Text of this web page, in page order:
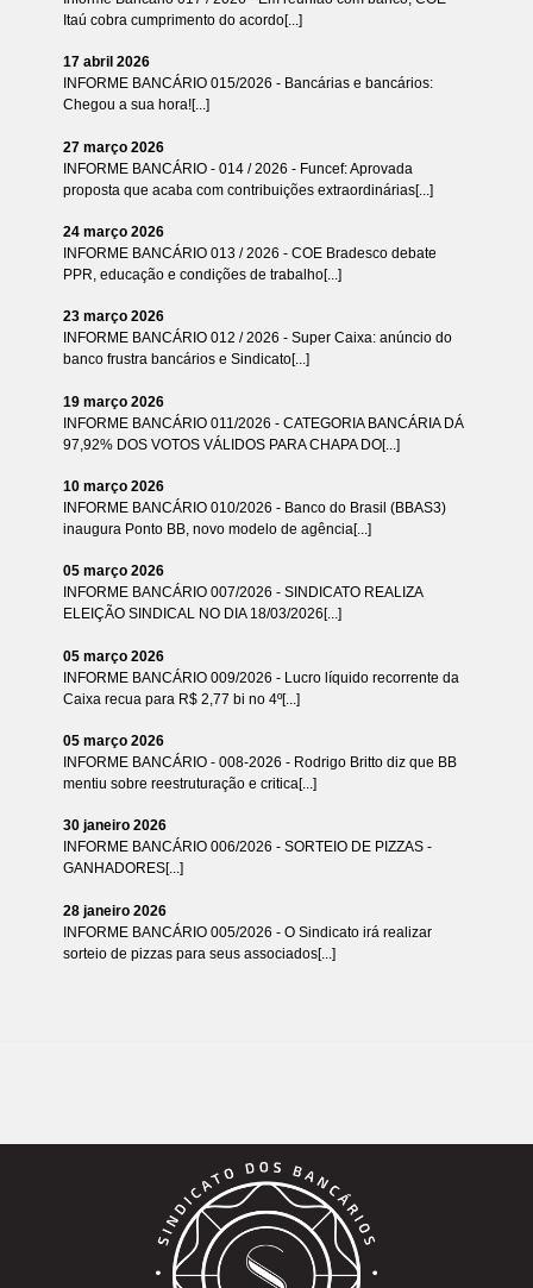
Itaú cobra cumprimento do acordo[...]
17 abril 2026
INFORME BANCÁRIO 015/2026 - Bancárias e bancários:
Chegou a sua hora![...]
27 março 2026
INFORME BANCÁRIO - 014 / 2026 - Funcef: Aprovada
proposta que acaba com contribuições extraordinárias[...]
24 março 2026
INFORME BANCÁRIO 013 / 2026 - COE Bradesco debate
PPR, educação e condições de trabalho[...]
23 março 2026
INFORME BANCÁRIO 012 / 2026 - Super Caixa: anúncio do
banco frustra bancários e Sindicato[...]
19 março 2026
INFORME BANCÁRIO 011/2026 - CATEGORIA BANCÁRIA DÁ
97,92% DOS VOTOS VÁLIDOS PARA CHAPA DO[...]
10 março 2026
INFORME BANCÁRIO 010/2026 - Banco do Brasil (BBAS3)
inaugura Ponto BB, novo modelo de agência[...]
05 março 2026
INFORME BANCÁRIO 007/2026 - SINDICATO REALIZA
ELEIÇÃO SINDICAL NO DIA 18/03/2026[...]
05 março 2026
INFORME BANCÁRIO 009/2026 - Lucro líquido recorrente da
Caixa recua para R$ 2,77 bi no 4º[...]
05 março 2026
INFORME BANCÁRIO - 008-2026 - Rodrigo Britto diz que BB
mentiu sobre reestruturação e critica[...]
30 janeiro 2026
INFORME BANCÁRIO 006/2026 - SORTEIO DE PIZZAS -
GANHADORES[...]
28 janeiro 2026
INFORME BANCÁRIO 005/2026 - O Sindicato irá realizar
sorteio de pizzas para seus associados[...]